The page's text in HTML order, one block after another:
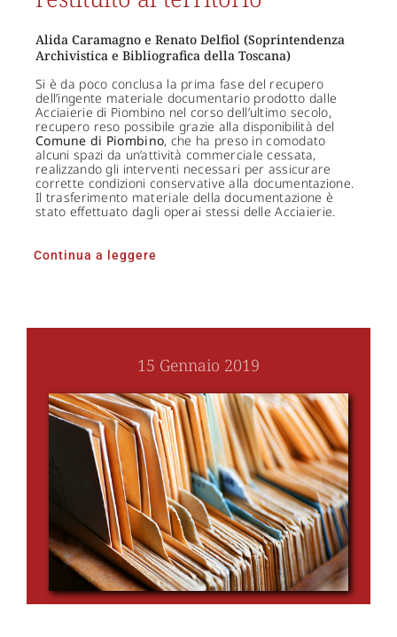
Alida Caramagno e Renato Delfiol (Soprintendenza
Archivistica e Bibliografica della Toscana)
Si è da poco conclusa la prima fase del recupero
dell’ingente materiale documentario prodotto dalle
Acciaierie di Piombino nel corso dell’ultimo secolo,
recupero reso possibile grazie alla disponibilità del
Comune di Piombino, che ha preso in comodato
alcuni spazi da un’attività commerciale cessata,
realizzando gli interventi necessari per assicurare
corrette condizioni conservative alla documentazione.
Il trasferimento materiale della documentazione è
stato effettuato dagli operai stessi delle Acciaierie.
Continua a leggere
15 Gennaio 2019